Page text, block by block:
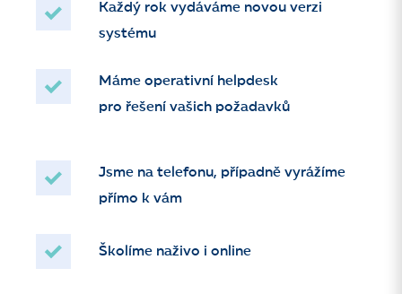
Každý rok vydáváme novou verzi
systému
Máme operativní helpdesk
pro řešení vašich požadavků
Jsme na telefonu, případně vyrážíme
přímo k vám
Školíme naživo i online